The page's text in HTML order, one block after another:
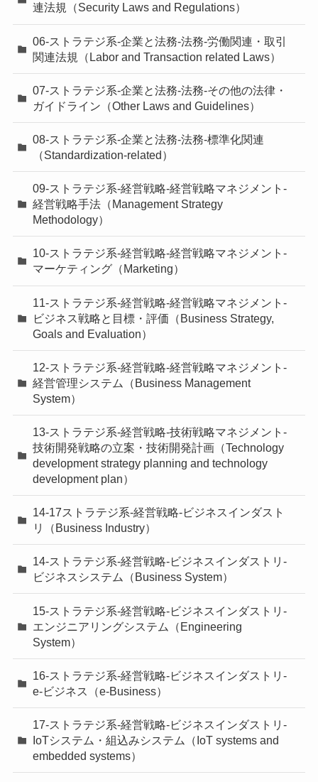
連法規（Security Laws and Regulations）
06-ストラテジ系-企業と法務-法務-労働関連・取引
関連法規（Labor and Transaction related Laws）
07-ストラテジ系-企業と法務-法務-その他の法律・
ガイドライン（Other Laws and Guidelines）
08-ストラテジ系-企業と法務-法務-標準化関連
（Standardization-related）
09-ストラテジ系-経営戦略-経営戦略マネジメント-
経営戦略手法（Management Strategy
Methodology）
10-ストラテジ系-経営戦略-経営戦略マネジメント-
マーケティング（Marketing）
11-ストラテジ系-経営戦略-経営戦略マネジメント-
ビジネス戦略と目標・評価（Business Strategy,
Goals and Evaluation）
12-ストラテジ系-経営戦略-経営戦略マネジメント-
経営管理システム（Business Management
System）
13-ストラテジ系-経営戦略-技術戦略マネジメント-
技術開発戦略の立案・技術開発計画（Technology
development strategy planning and technology
development plan）
14-17ストラテジ系-経営戦略-ビジネスインダスト
リ（Business Industry）
14-ストラテジ系-経営戦略-ビジネスインダストリ-
ビジネスシステム（Business System）
15-ストラテジ系-経営戦略-ビジネスインダストリ-
エンジニアリングシステム（Engineering
System）
16-ストラテジ系-経営戦略-ビジネスインダストリ-
e-ビジネス（e-Business）
17-ストラテジ系-経営戦略-ビジネスインダストリ-
IoTシステム・組込みシステム（IoT systems and
embedded systems）